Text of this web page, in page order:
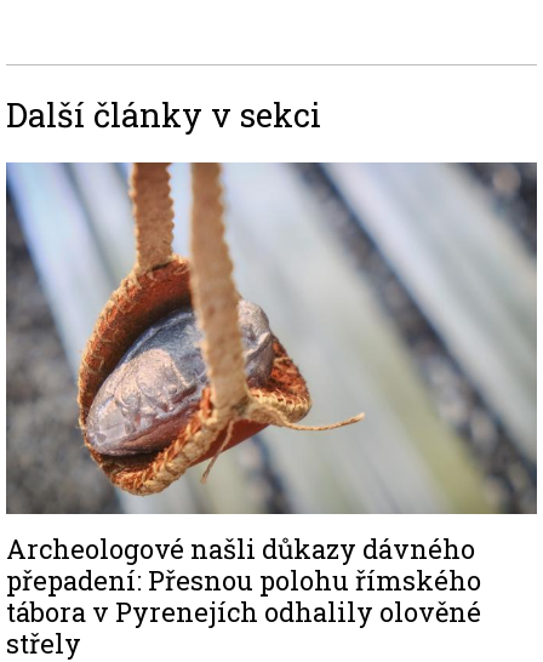
Další články v sekci
Image
Archeologové našli důkazy dávného
přepadení: Přesnou polohu římského
tábora v Pyrenejích odhalily olověné
střely